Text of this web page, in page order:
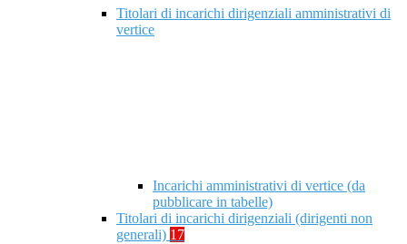
Titolari di incarichi dirigenziali amministrativi di
vertice
Incarichi amministrativi di vertice (da
pubblicare in tabelle)
Titolari di incarichi dirigenziali (dirigenti non
generali) 17